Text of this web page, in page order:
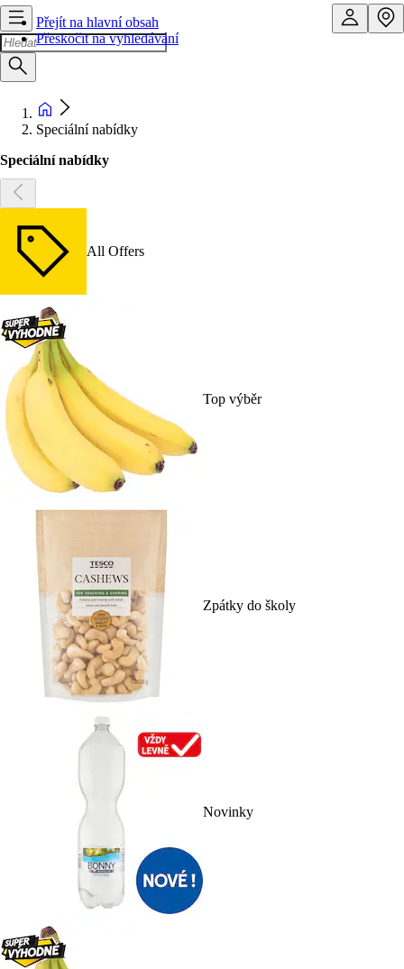
Přejít na hlavní obsah
Přeskočit na vyhledávání
Speciální nabídky
Speciální nabídky
All Offers
Top výběr
Zpátky do školy
Novinky